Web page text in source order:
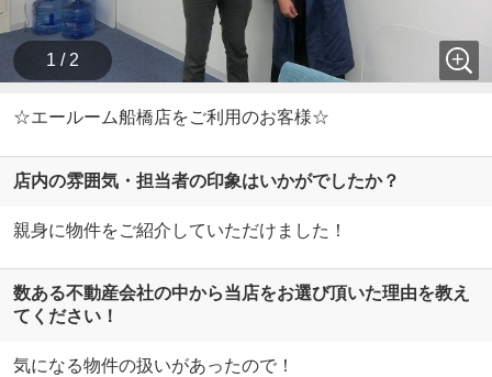
1 / 2
☆エールーム船橋店をご利用のお客様☆
店内の雰囲気・担当者の印象はいかがでしたか？
親身に物件をご紹介していただけました！
数ある不動産会社の中から当店をお選び頂いた理由を教え
てください！
気になる物件の扱いがあったので！